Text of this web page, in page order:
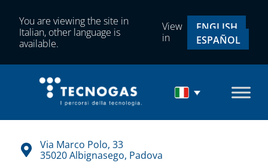
You are viewing the site in
Italian, other language is
available.
View
in
ENGLISH
ESPAÑOL
Via Marco Polo, 33
35020 Albignasego, Padova